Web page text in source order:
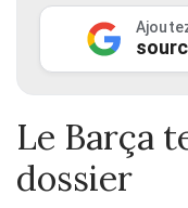
Le Barça
dossier